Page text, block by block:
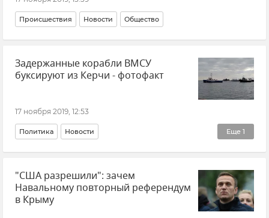
Происшествия Новости Общество
Задержанные корабли ВМСУ
буксируют из Керчи - фотофакт
17 ноября 2019, 12:53
Еще 1
Политика Новости
Нарушение российской границы в Черном море кораблями ВМС Украины
"США разрешили": зачем
Навальному повторный референдум
в Крыму